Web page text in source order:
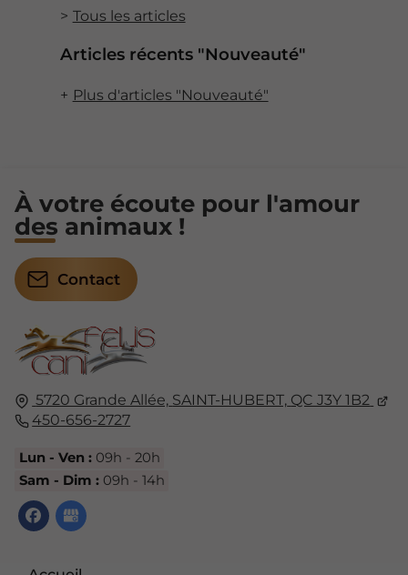
Tous les articles
Articles récents "Nouveauté"
Plus d'articles "Nouveauté"
5720 Grande Allée, SAINT-HUBERT, QC J3Y 1B2
450-656-2727
Lun - Ven : 09h - 20h
Sam - Dim : 09h - 14h
À votre écoute pour l'amour
des animaux !
Contact